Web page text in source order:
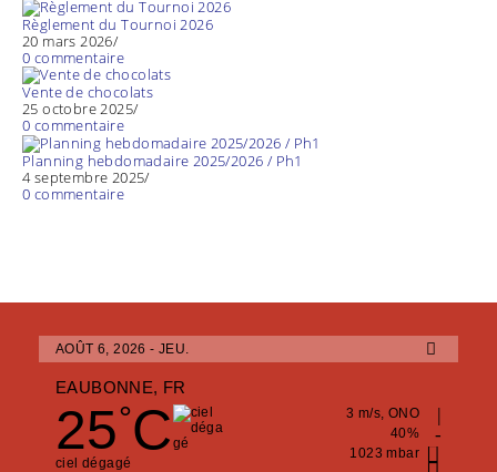
Règlement du Tournoi 2026
20 mars 2026/
0 commentaire
Vente de chocolats
25 octobre 2025/
0 commentaire
Planning hebdomadaire 2025/2026 / Ph1
4 septembre 2025/
0 commentaire
AOÛT 6, 2026 - JEU.
EAUBONNE, FR
25°C
ciel dégagé
3 m/s, ONO
40%
1023 mbar